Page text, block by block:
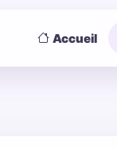
Accueil